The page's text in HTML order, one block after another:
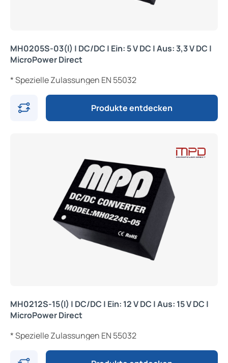
MH0205S-03(I) | DC/DC | Ein: 5 V DC | Aus: 3,3 V DC |
MicroPower Direct
* Spezielle Zulassungen EN 55032
Produkte entdecken
MH0212S-15(I) | DC/DC | Ein: 12 V DC | Aus: 15 V DC |
MicroPower Direct
* Spezielle Zulassungen EN 55032